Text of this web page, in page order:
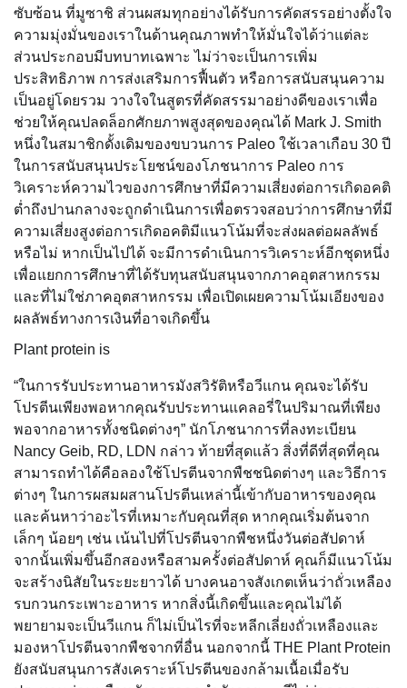
ซับซ้อน ที่มูซาชิ ส่วนผสมทุกอย่างได้รับการคัดสรรอย่างตั้งใจ
ความมุ่งมั่นของเราในด้านคุณภาพทำให้มั่นใจได้ว่าแต่ละ
ส่วนประกอบมีบทบาทเฉพาะ ไม่ว่าจะเป็นการเพิ่ม
ประสิทธิภาพ การส่งเสริมการฟื้นตัว หรือการสนับสนุนความ
เป็นอยู่โดยรวม วางใจในสูตรที่คัดสรรมาอย่างดีของเราเพื่อ
ช่วยให้คุณปลดล็อกศักยภาพสูงสุดของคุณได้ Mark J. Smith
หนึ่งในสมาชิกดั้งเดิมของขบวนการ Paleo ใช้เวลาเกือบ 30 ปี
ในการสนับสนุนประโยชน์ของโภชนาการ Paleo การ
วิเคราะห์ความไวของการศึกษาที่มีความเสี่ยงต่อการเกิดอคติ
ต่ำถึงปานกลางจะถูกดำเนินการเพื่อตรวจสอบว่าการศึกษาที่มี
ความเสี่ยงสูงต่อการเกิดอคติมีแนวโน้มที่จะส่งผลต่อผลลัพธ์
หรือไม่ หากเป็นไปได้ จะมีการดำเนินการวิเคราะห์อีกชุดหนึ่ง
เพื่อแยกการศึกษาที่ได้รับทุนสนับสนุนจากภาคอุตสาหกรรม
และที่ไม่ใช่ภาคอุตสาหกรรม เพื่อเปิดเผยความโน้มเอียงของ
ผลลัพธ์ทางการเงินที่อาจเกิดขึ้น
Plant protein is
“ในการรับประทานอาหารมังสวิรัติหรือวีแกน คุณจะได้รับ
โปรตีนเพียงพอหากคุณรับประทานแคลอรี่ในปริมาณที่เพียง
พอจากอาหารทั้งชนิดต่างๆ” นักโภชนาการที่ลงทะเบียน
Nancy Geib, RD, LDN กล่าว ท้ายที่สุดแล้ว สิ่งที่ดีที่สุดที่คุณ
สามารถทำได้คือลองใช้โปรตีนจากพืชชนิดต่างๆ และวิธีการ
ต่างๆ ในการผสมผสานโปรตีนเหล่านี้เข้ากับอาหารของคุณ
และค้นหาว่าอะไรที่เหมาะกับคุณที่สุด หากคุณเริ่มต้นจาก
เล็กๆ น้อยๆ เช่น เน้นไปที่โปรตีนจากพืชหนึ่งวันต่อสัปดาห์
จากนั้นเพิ่มขึ้นอีกสองหรือสามครั้งต่อสัปดาห์ คุณก็มีแนวโน้ม
จะสร้างนิสัยในระยะยาวได้ บางคนอาจสังเกตเห็นว่าถั่วเหลือง
รบกวนกระเพาะอาหาร หากสิ่งนี้เกิดขึ้นและคุณไม่ได้
พยายามจะเป็นวีแกน ก็ไม่เป็นไรที่จะหลีกเลี่ยงถั่วเหลืองและ
มองหาโปรตีนจากพืชจากที่อื่น นอกจากนี้ THE Plant Protein
ยังสนับสนุนการสังเคราะห์โปรตีนของกล้ามเนื้อเมื่อรับ